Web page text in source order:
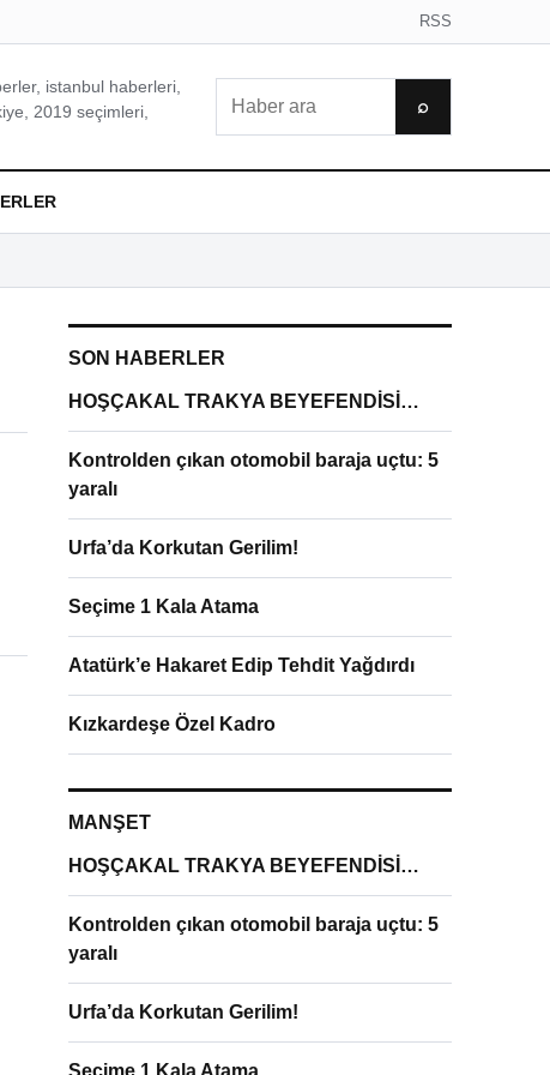
RSS
istanbul haberleri,
2019 seçimleri,
⌕
SON HABERLER
HOŞÇAKAL TRAKYA BEYEFENDİSİ…
Kontrolden çıkan otomobil baraja uçtu: 5
yaralı
Urfa’da Korkutan Gerilim!
Seçime 1 Kala Atama
Atatürk’e Hakaret Edip Tehdit Yağdırdı
Kızkardeşe Özel Kadro
MANŞET
HOŞÇAKAL TRAKYA BEYEFENDİSİ…
Kontrolden çıkan otomobil baraja uçtu: 5
yaralı
Urfa’da Korkutan Gerilim!
Seçime 1 Kala Atama